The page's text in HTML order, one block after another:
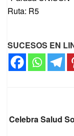
Ruta: R5
SUCESOS EN
Celebra Salud